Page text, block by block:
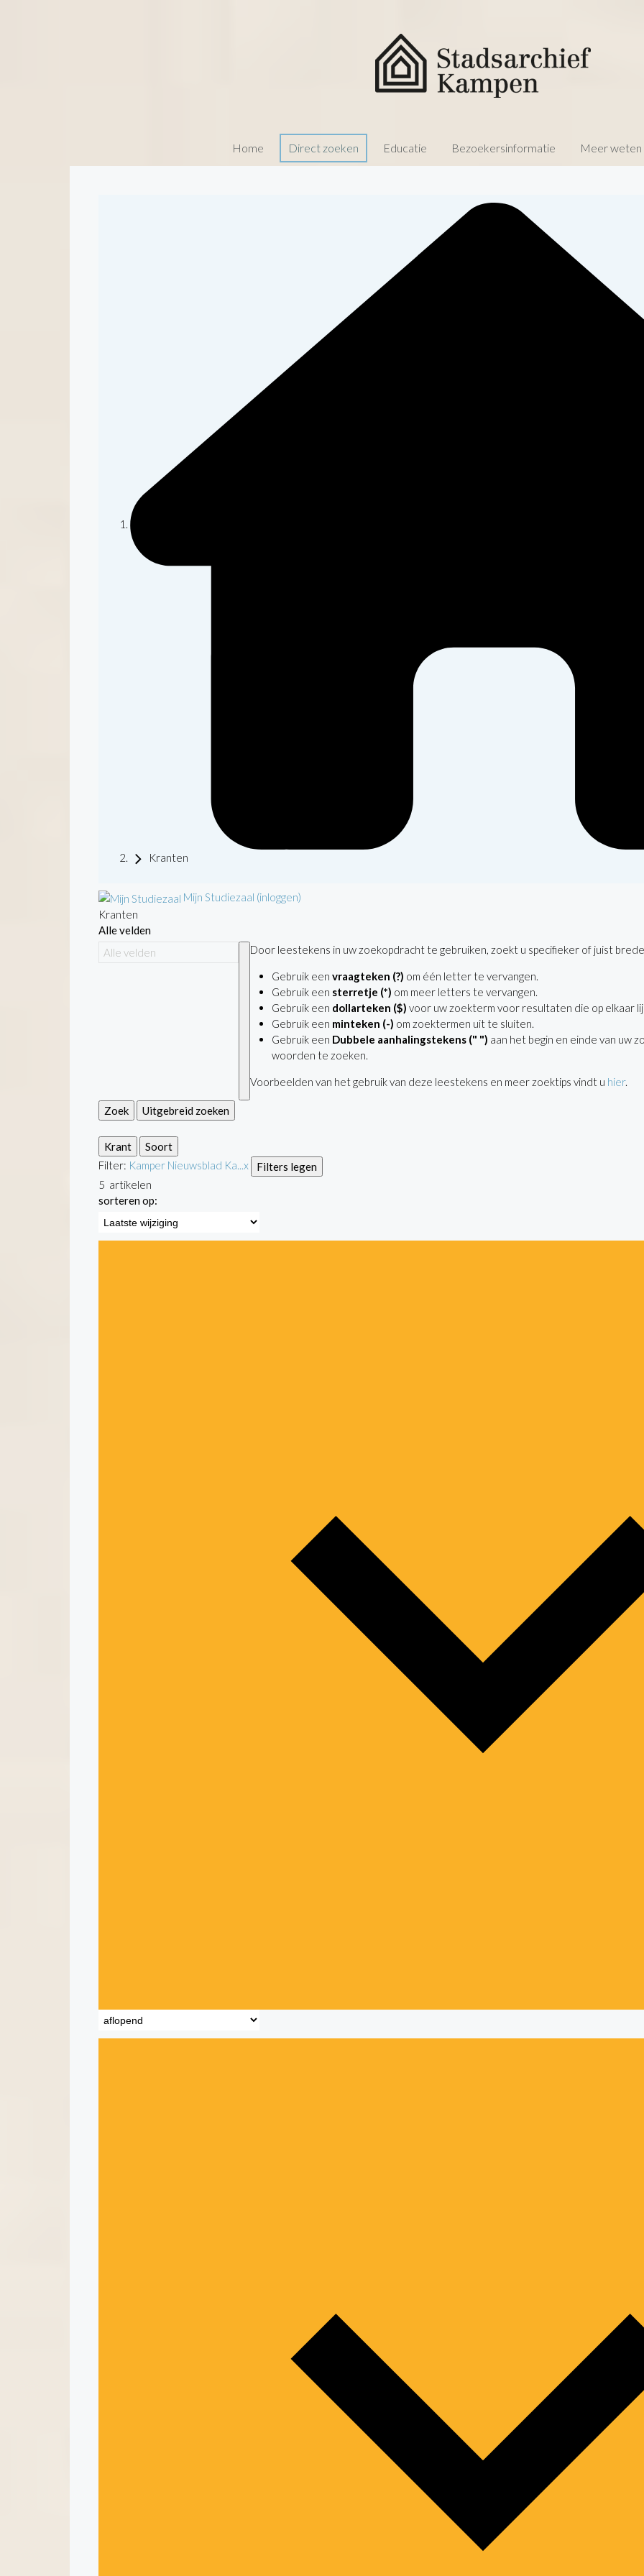
Home Direct zoeken Educatie Bezoekersinformatie Meer weten
Kranten
Mijn Studiezaal (inloggen)
Kranten
Alle velden
Door leestekens in uw zoekopdracht te gebruiken, zoekt u specifieker of juist
Gebruik een vraagteken (?) om één letter te vervangen.
Gebruik een sterretje (*) om meer letters te vervangen.
Gebruik een dollarteken ($) voor uw zoekterm voor resultaten die op elkaar
Gebruik een minteken (-) om zoektermen uit te sluiten.
Gebruik een Dubbele aanhalingstekens (" ") aan het begin en einde van uw
woorden te zoeken.
Voorbeelden van het gebruik van deze leestekens en meer zoektips vindt u hier.
Zoek Uitgebreid zoeken
Krant
Soort
Filter: Kamper Nieuwsblad Ka...x
Filters legen
5 artikelen
sorteren op: